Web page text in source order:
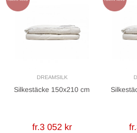
DREAMSILK
Silkestäcke 150x210 cm
fr.3 052 kr